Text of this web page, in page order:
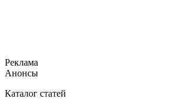
Реклама
Анонсы
Каталог статей